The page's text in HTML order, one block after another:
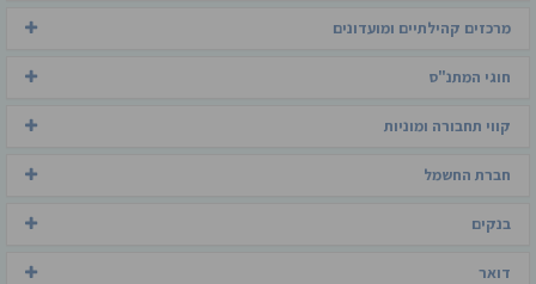
מרכזים קהילתיים ומועדונים
חוגי המתנ"ס
קווי תחבורה ומוניות
חברת החשמל
בנקים
דואר